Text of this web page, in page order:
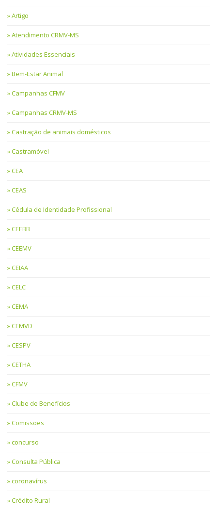
Artigo
Atendimento CRMV-MS
Atividades Essenciais
Bem-Estar Animal
Campanhas CFMV
Campanhas CRMV-MS
Castração de animais domésticos
Castramóvel
CEA
CEAS
Cédula de Identidade Profissional
CEEBB
CEEMV
CEIAA
CELC
CEMA
CEMVD
CESPV
CETHA
CFMV
Clube de Benefícios
Comissões
concurso
Consulta Pública
coronavírus
Crédito Rural